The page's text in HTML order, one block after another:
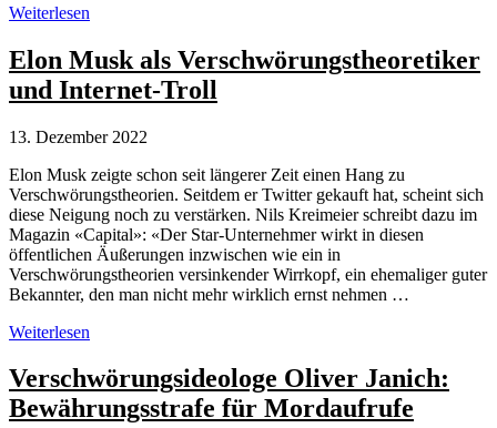
Verschwörungstheorien
ihre
Verbreitung
im
Weiterlesen
Elon Musk als Verschwörungstheoretiker
und Internet-Troll
13. Dezember 2022
Elon Musk zeigte schon seit längerer Zeit einen Hang zu
Verschwörungstheorien. Seitdem er Twitter gekauft hat, scheint sich
diese Neigung noch zu verstärken. Nils Kreimeier schreibt dazu im
Magazin «Capital»: «Der Star-Unternehmer wirkt in diesen
öffentlichen Äußerungen inzwischen wie ein in
Verschwörungstheorien versinkender Wirrkopf, ein ehemaliger guter
Bekannter, den man nicht mehr wirklich ernst nehmen …
Elon
als
Verschwörungstheoretiker
und
Weiterlesen
Verschwörungsideologe Oliver Janich:
Bewährungsstrafe für Mordaufrufe